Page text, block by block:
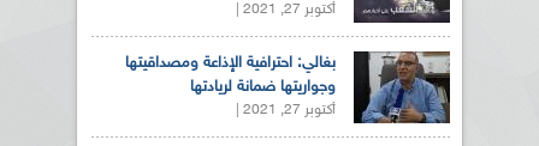
أكتوبر 27, 2021 |
بغالي: احترافية الإذاعة ومصداقيتها
وجواريتها ضمانة لريادتها
أكتوبر 27, 2021 |